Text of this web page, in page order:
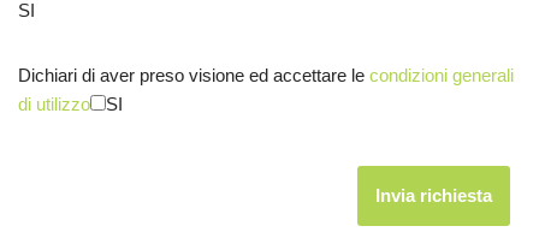
SI
Dichiari di aver preso visione ed accettare le condizioni generali
di utilizzo
SI